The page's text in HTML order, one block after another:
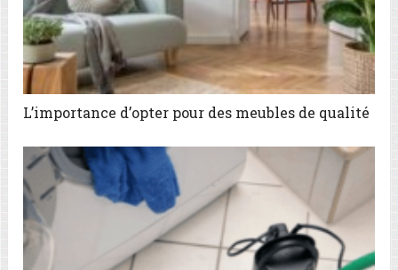
L’importance d’opter pour des meubles de qualité